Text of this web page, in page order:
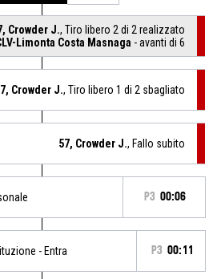
Crowder J., Tiro libero 2 di 2 realizzato
Limonta Costa Masnaga - avanti di 6
Crowder J., Tiro libero 1 di 2 sbagliato
57, Crowder J., Fallo subito
P3 00:06
- Entra P3 00:11